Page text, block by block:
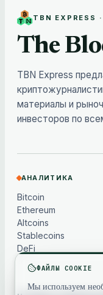
TBN EXPRESS
The
TBN Express
материалы и
инвесторов по
АНАЛИТИКА
Bitcoin
Ethereum
Altcoins
Stablecoins
DeFi
ФАЙЛЫ COOKIE
Мы используем